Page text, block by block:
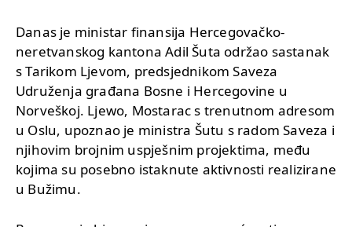
Danas je ministar finansija Hercegovačko-
neretvanskog kantona Adil Šuta održao sastanak
s Tarikom Ljevom, predsjednikom Saveza
Udruženja građana Bosne i Hercegovine u
Norveškoj. Ljewo, Mostarac s trenutnom adresom
u Oslu, upoznao je ministra Šutu s radom Saveza i
njihovim brojnim uspješnim projektima, među
kojima su posebno istaknute aktivnosti realizirane
u Bužimu.